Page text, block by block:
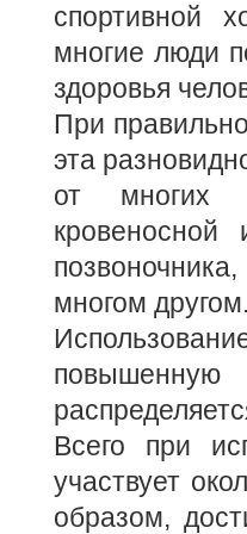
спортивной
многие люди
здоровья
При
эта
от многих
кровеносной
многом другом.
Всего при
участвует
образом,